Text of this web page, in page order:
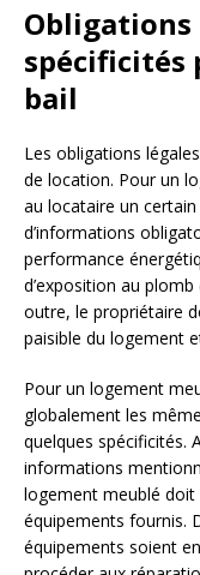
Obligations
spécificités
bail
Les obligations
de location. Pour un
au locataire un
d’informations
performance
d’exposition au plomb
outre, le propriétaire
paisible du logement
Pour un logement
globalement les
quelques spécificités.
informations
logement meublé doit
équipements fournis.
équipements soient